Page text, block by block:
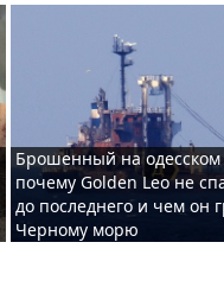
Брошенный на одесском
почему Golden Leo не
до последнего и чем он
Черному морю